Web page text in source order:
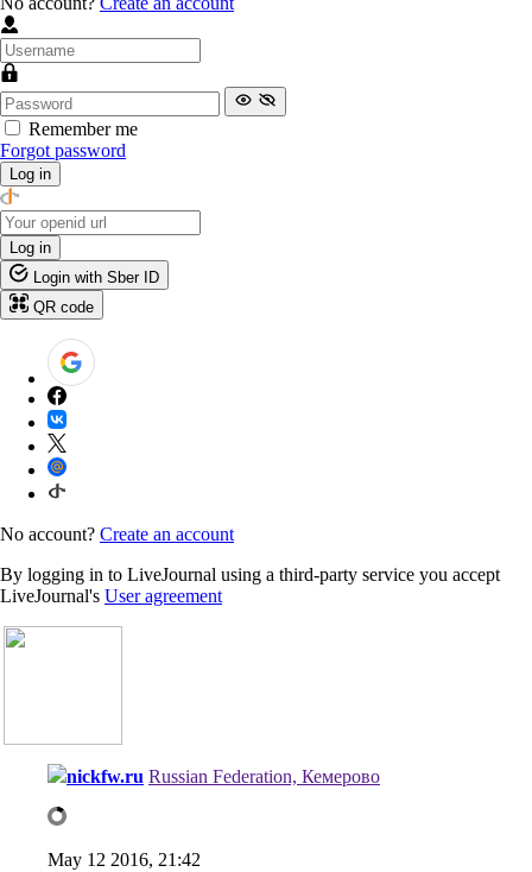
Remember me
Forgot password
Log in
Log in
Login with Sber ID
QR code
No account? Create an account
By logging in to LiveJournal using a third-party service you accept
LiveJournal's User agreement
nickfw.ru Russian Federation, Кемерово
May 12 2016, 21:42